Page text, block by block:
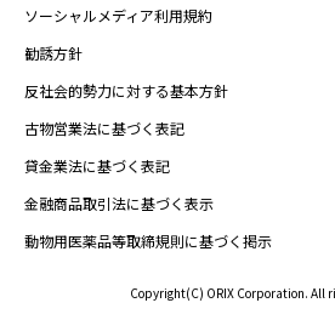
ソーシャルメディア利用規約
勧誘方針
反社会的勢力に対する基本方針
古物営業法に基づく表記
貸金業法に基づく表記
金融商品取引法に基づく表示
動物用医薬品等取締規則に基づく掲示
Copyright(C) ORIX Corporation. All